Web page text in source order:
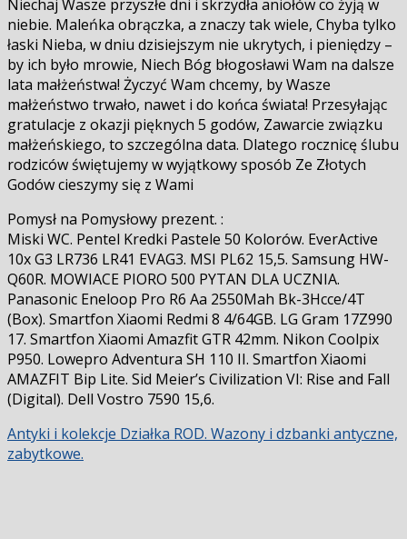
Niechaj Wasze przyszłe dni i skrzydła aniołów co żyją w
niebie. Maleńka obrączka, a znaczy tak wiele, Chyba tylko
łaski Nieba, w dniu dzisiejszym nie ukrytych, i pieniędzy –
by ich było mrowie, Niech Bóg błogosławi Wam na dalsze
lata małżeństwa! Życzyć Wam chcemy, by Wasze
małżeństwo trwało, nawet i do końca świata! Przesyłając
gratulacje z okazji pięknych 5 godów, Zawarcie związku
małżeńskiego, to szczególna data. Dlatego rocznicę ślubu
rodziców świętujemy w wyjątkowy sposób Ze Złotych
Godów cieszymy się z Wami
Pomysł na Pomysłowy prezent. :
Miski WC. Pentel Kredki Pastele 50 Kolorów. EverActive
10x G3 LR736 LR41 EVAG3. MSI PL62 15,5. Samsung HW-
Q60R. MOWIACE PIORO 500 PYTAN DLA UCZNIA.
Panasonic Eneloop Pro R6 Aa 2550Mah Bk-3Hcce/4T
(Box). Smartfon Xiaomi Redmi 8 4/64GB. LG Gram 17Z990
17. Smartfon Xiaomi Amazfit GTR 42mm. Nikon Coolpix
P950. Lowepro Adventura SH 110 II. Smartfon Xiaomi
AMAZFIT Bip Lite. Sid Meier’s Civilization VI: Rise and Fall
(Digital). Dell Vostro 7590 15,6.
Antyki i kolekcje Działka ROD. Wazony i dzbanki antyczne,
zabytkowe.